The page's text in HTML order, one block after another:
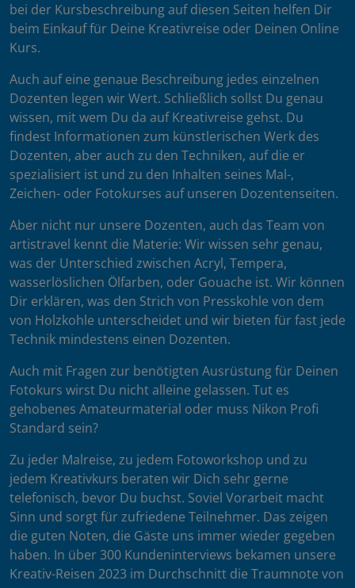
bei der Kursbeschreibung auf diesen Seiten helfen Dir
beim Einkauf für Deine Kreativreise oder Deinen Online
Kurs.
Auch auf eine genaue Beschreibung jedes einzelnen
Dozenten legen wir Wert. Schließlich sollst Du genau
wissen, mit wem Du da auf Kreativreise gehst. Du
findest Informationen zum künstlerischen Werk des
Dozenten, aber auch zu den Techniken, auf die er
spezialisiert ist und zu den Inhalten seines Mal-,
Zeichen- oder Fotokurses auf unseren Dozentenseiten.
Aber nicht nur unsere Dozenten, auch das Team von
artistravel kennt die Materie: Wir wissen sehr genau,
was der Unterschied zwischen Acryl, Tempera,
wasserlöslichen Ölfarben, oder Gouache ist. Wir können
Dir erklären, was den Strich von Presskohle von dem
von Holzkohle unterscheidet und wir bieten für fast jede
Technik mindestens einen Dozenten.
Auch mit Fragen zur benötigten Ausrüstung für Deinen
Fotokurs wirst Du nicht alleine gelassen. Tut es
gehobenes Amateurmaterial oder muss Nikon Profi
Standard sein?
Zu jeder Malreise, zu jedem Fotoworkshop und zu
jedem Kreativkurs beraten wir Dich sehr gerne
telefonisch, bevor Du buchst. Soviel Vorarbeit macht
Sinn und sorgt für zufriedene Teilnehmer. Das zeigen
die guten Noten, die Gäste uns immer wieder gegeben
haben. In über 300 Kundeninterviews bekamen unsere
Kreativ-Reisen 2023 im Durchschnitt die Traumnote von